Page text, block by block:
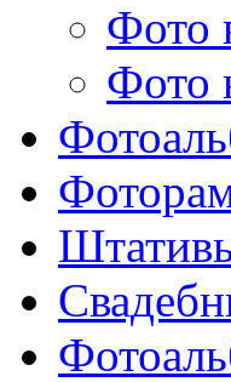
Фото
Фото